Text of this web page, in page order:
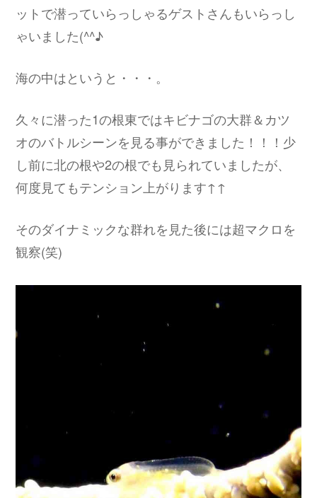
ットで潜っていらっしゃるゲストさんもいらっし
ゃいました(^^♪
海の中はというと・・・。
久々に潜った1の根東ではキビナゴの大群＆カツ
オのバトルシーンを見る事ができました！！！少
し前に北の根や2の根でも見られていましたが、
何度見てもテンション上がります↑↑
そのダイナミックな群れを見た後には超マクロを
観察(笑)